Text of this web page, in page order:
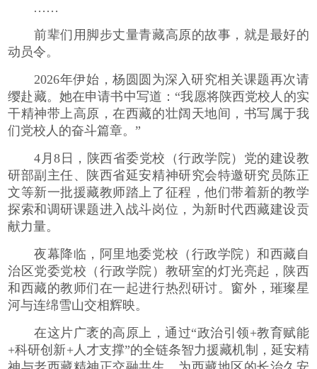
……
前辈们用脚步丈量青藏高原的故事，就是最好的
动员令。
2026年伊始，杨圆圆为深入研究相关课题再次请
缨赴藏。她在申请书中写道：“我愿将陕西党校人的实
干精神带上高原，在西藏的壮阔天地间，书写属于我
们党校人的奋斗篇章。”
4月8日，陕西省委党校（行政学院）党的建设教
研部副主任、陕西省延安精神研究会特邀研究员陈正
文等新一批援藏教师踏上了征程，他们带着新的教学
探索和调研课题进入战斗岗位，为新时代西藏建设贡
献力量。
夜幕降临，阿里地委党校（行政学院）和西藏自
治区党委党校（行政学院）教研室的灯光亮起，陕西
和西藏的教师们在一起进行热烈研讨。窗外，璀璨星
河与连绵雪山交相辉映。
在这片广袤的高原上，通过“政治引领+教育赋能
+科研创新+人才支撑”的全链条智力援藏机制，延安精